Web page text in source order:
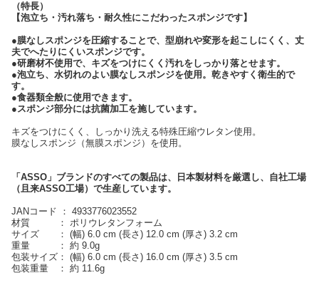
（特長）
【泡立ち・汚れ落ち・耐久性にこだわったスポンジです】
●膜なしスポンジを圧縮することで、型崩れや変形を起こしにくく、丈
夫でへたりにくいスポンジです。
●研磨材不使用で、キズをつけにくく汚れをしっかり落とせます。
●泡立ち、水切れのよい膜なしスポンジを使用。乾きやすく衛生的で
す。
●食器類全般に使用できます。
●スポンジ部分には抗菌加工を施しています。
キズをつけにくく、しっかり洗える特殊圧縮ウレタン使用。
膜なしスポンジ（無膜スポンジ）を使用。
「ASSO」ブランドのすべての製品は、日本製材料を厳選し、自社工場
（且来ASSO工場）で生産しています。
JANコード ： 4933776023552
材質 ： ポリウレタンフォーム
サイズ ： (幅) 6.0 cm (長さ) 12.0 cm (厚さ) 3.2 cm
重量 ： 約 9.0g
包装サイズ： (幅) 6.0 cm (長さ) 16.0 cm (厚さ) 3.5 cm
包装重量 ： 約 11.6g